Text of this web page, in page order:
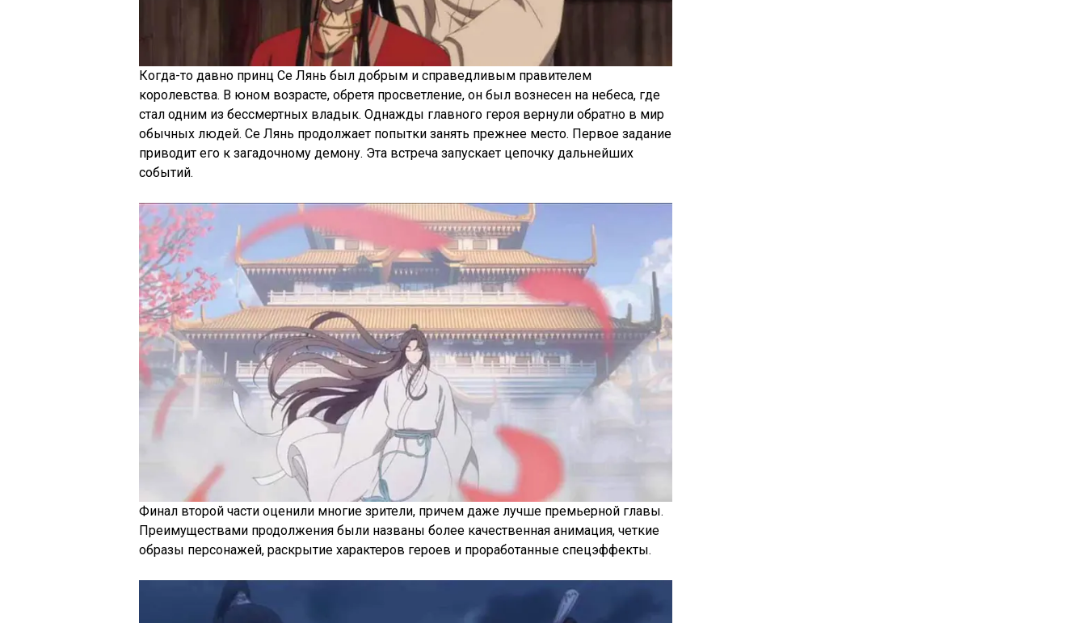
Когда-то давно принц Се Лянь был добрым и справедливым правителем
королевства. В юном возрасте, обретя просветление, он был вознесен на небеса, где
стал одним из бессмертных владык. Однажды главного героя вернули обратно в мир
обычных людей. Се Лянь продолжает попытки занять прежнее место. Первое задание
приводит его к загадочному демону. Эта встреча запускает цепочку дальнейших
событий.
Финал второй части оценили многие зрители, причем даже лучше премьерной главы.
Преимуществами продолжения были названы более качественная анимация, четкие
образы персонажей, раскрытие характеров героев и проработанные спецэффекты.